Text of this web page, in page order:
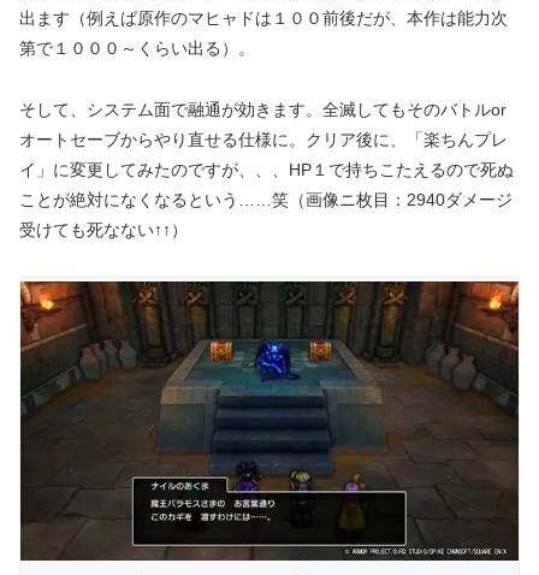
出ます（例えば原作のマヒャドは１００前後だが、本作は能力次
第で１０００～くらい出る）。
そして、システム面で融通が効きます。全滅してもそのバトルor
オートセーブからやり直せる仕様に。 クリア後に、「楽ちんプレ
イ」に変更してみたのですが、、、HP１で持ちこたえるので死ぬ
ことが絶対になくなるという……笑（画像ニ枚目：2940ダメージ
受けても死なない↑↑）